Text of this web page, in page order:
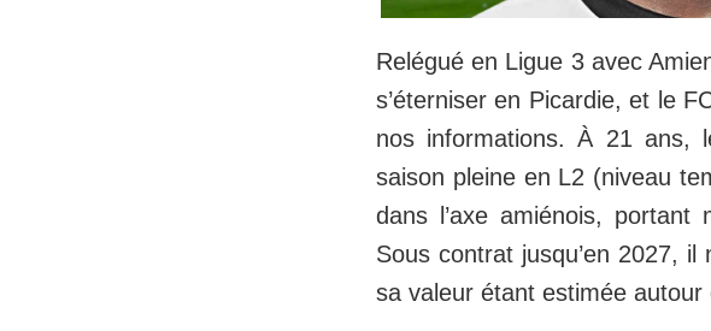
Relégué en Ligue 3 avec
s’éterniser en Picardie, et le
nos informations. À 21 ans,
saison pleine en L2 (niveau
dans l’axe amiénois,
Sous contrat jusqu’en 2027,
sa valeur étant estimée